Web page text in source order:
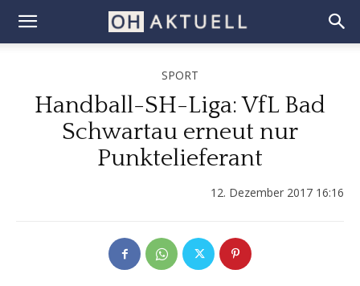
SPORT
Handball-SH-Liga: VfL Bad
Schwartau erneut nur
Punktelieferant
12. Dezember 2017 16:16